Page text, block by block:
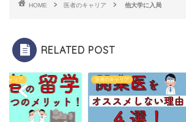
HOME 医者のキャリア 他大学に入局
RELATED POST
キャリア 医者のキャリア